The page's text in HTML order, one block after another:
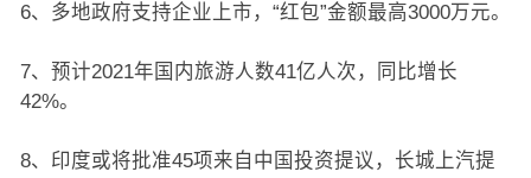
6、多地政府支持企业上市，“红包”金额最高3000万元。
7、预计2021年国内旅游人数41亿人次，同比增长
42%。
8、印度或将批准45项来自中国投资提议，长城上汽提